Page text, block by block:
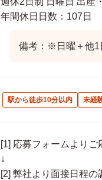
年間休日日数：107日
備考：※日曜＋他1
駅から徒歩10分以内 未経
[1] 応募フォームよりご
↓
[2] 弊社より面接日程